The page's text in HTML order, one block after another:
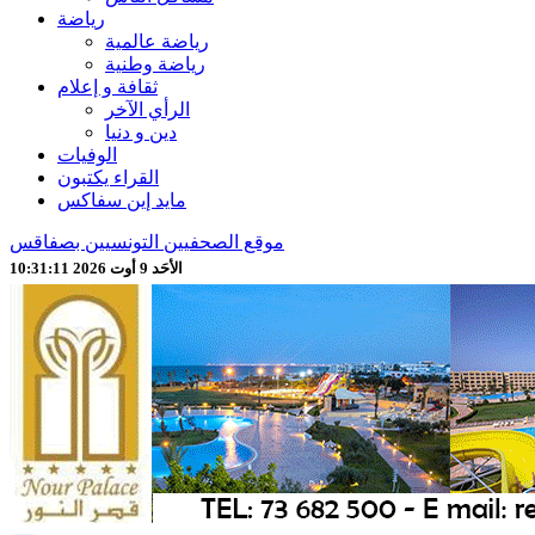
رياضة
رياضة عالمية
رياضة وطنية
ثقافة و إعلام
الرأي الآخر
دين و دنيا
الوفيات
القراء يكتبون
مايد إين سفاكس
موقع الصحفيين التونسيين بصفاقس
الأحَد 9 أوت 2026 10:31:13